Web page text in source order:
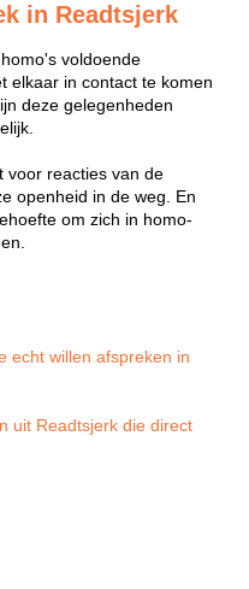
in Readtsjerk
voldoende
elkaar in contact te komen
deze gelegenheden
voor reacties van de
openheid in de weg. En
om zich in homo-
echt willen afspreken in
uit Readtsjerk die direct